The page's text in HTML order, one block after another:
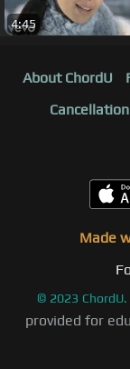
4:45
About ChordU
Made
© 2023 ChordU.
provided for